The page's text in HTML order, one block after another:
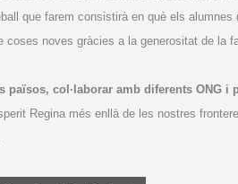
que farem consistirà en què els
noves gràcies a la generositat de
països, col·laborar amb diferents ONG
Regina més enllà de les nostres